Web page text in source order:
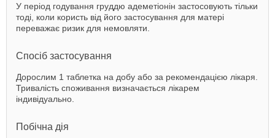
У період годування груддю адеметіонін застосовують тільки
тоді, коли користь від його застосування для матері
переважає ризик для немовляти.
Спосіб застосування
Дорослим 1 таблетка на добу або за рекомендацією лікаря.
Тривалість споживання визначається лікарем
індивідуально.
Побічна дія